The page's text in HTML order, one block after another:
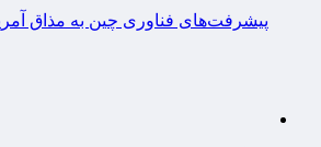
پیشرفت‌های فناوری چین به مذاق